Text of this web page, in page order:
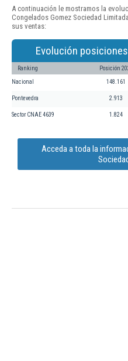
A continuación le mostramos la
Congelados Gomez Sociedad
sus ventas:
Evolución
Ranking Posición
Nacional 148.161
Pontevedra 2.913
Sector CNAE 4639 1.824
Acceda a toda la